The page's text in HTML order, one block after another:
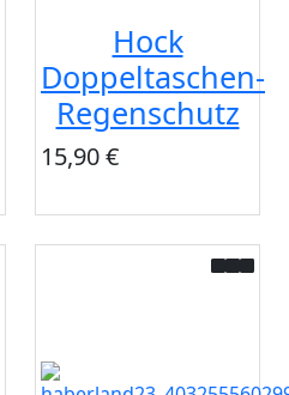
Hock
Doppeltaschen-
Regenschutz
15,90 €